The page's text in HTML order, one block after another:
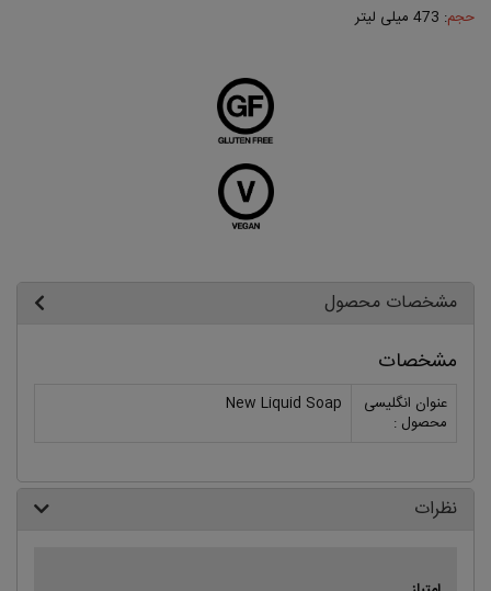
حجم: 473 میلی لیتر
مشخصات محصول
مشخصات
عنوان انگلیسی
محصول :
New Liquid Soap
نظرات